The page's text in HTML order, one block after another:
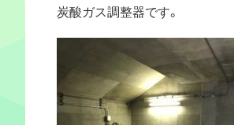
炭酸ガス調整器です。